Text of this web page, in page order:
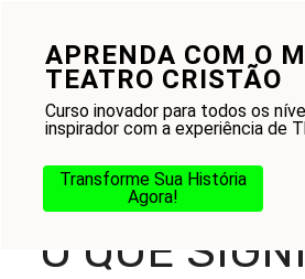
APRENDA COM O
TEATRO CRISTÃO
Curso inovador para todos os
inspirador com a experiência de
Transforme Sua História
Agora!
conteúdo
Home-Blog-Na Jornada-Bíblia-
Cristão: Descubra o Verdadeiro Caminho
O QUE